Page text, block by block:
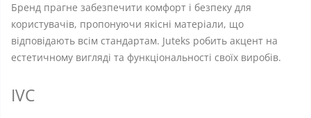
Бренд прагне забезпечити комфорт і безпеку для
користувачів, пропонуючи якісні матеріали, що
відповідають всім стандартам. Juteks робить акцент на
естетичному вигляді та функціональності своїх виробів.
IVC